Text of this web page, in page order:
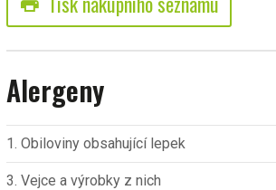
Alergeny
1. Obiloviny obsahující lepek
3. Vejce a výrobky z nich